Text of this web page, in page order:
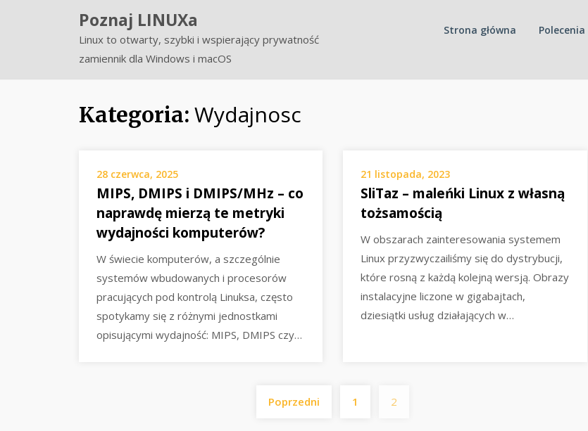
Poznaj LINUXa
Linux to otwarty, szybki i wspierający prywatność
zamiennik dla Windows i macOS
Strona główna Polecenia
Kategoria: Wydajnosc
28 czerwca, 2025
MIPS, DMIPS i DMIPS/MHz – co
naprawdę mierzą te metryki
wydajności komputerów?
W świecie komputerów, a szczególnie
systemów wbudowanych i procesorów
pracujących pod kontrolą Linuksa, często
spotykamy się z różnymi jednostkami
opisującymi wydajność: MIPS, DMIPS czy…
21 listopada, 2023
SliTaz – maleńki Linux z własną
tożsamością
W obszarach zainteresowania systemem
Linux przyzwyczailiśmy się do dystrybucji,
które rosną z każdą kolejną wersją. Obrazy
instalacyjne liczone w gigabajtach,
dziesiątki usług działających w…
wpisów
Poprzedni 1 2